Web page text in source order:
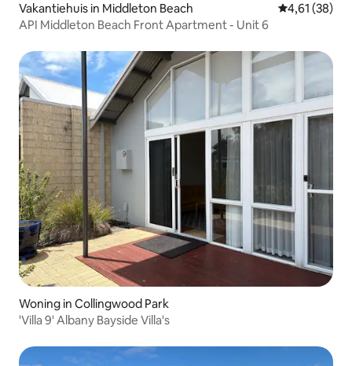
Vakantiehuis in Middleton Beach Gemiddelde
4,61 (38)
API Middleton Beach Front Apartment - Unit 6
Woning in Collingwood Park
'Villa 9' Albany Bayside Villa's